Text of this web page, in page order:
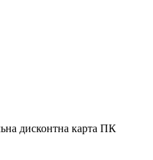
дисконтна карта ПК